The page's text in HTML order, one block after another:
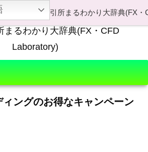
to FX・CFD Laboratory!
ングのお得なキャンペーン